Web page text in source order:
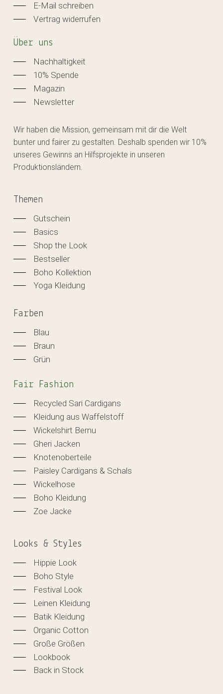
E-Mail schreiben
Vertrag widerrufen
Über uns
Nachhaltigkeit
10% Spende
Magazin
Newsletter
Wir haben die Mission, gemeinsam mit dir die Welt
bunter und fairer zu gestalten. Deshalb spenden wir 10%
unseres Gewinns an Hilfsprojekte in unseren
Produktionsländern.
Themen
Gutschein
Basics
Shop the Look
Bestseller
Boho Kollektion
Yoga Kleidung
Farben
Blau
Braun
Grün
Fair Fashion
Recycled Sari Cardigans
Kleidung aus Waffelstoff
Wickelshirt Bernu
Gheri Jacken
Knotenoberteile
Paisley Cardigans & Schals
Wickelhose
Boho Kleidung
Zoe Jacke
Looks & Styles
Hippie Look
Boho Style
Festival Look
Leinen Kleidung
Batik Kleidung
Organic Cotton
Große Größen
Lookbook
Back in Stock